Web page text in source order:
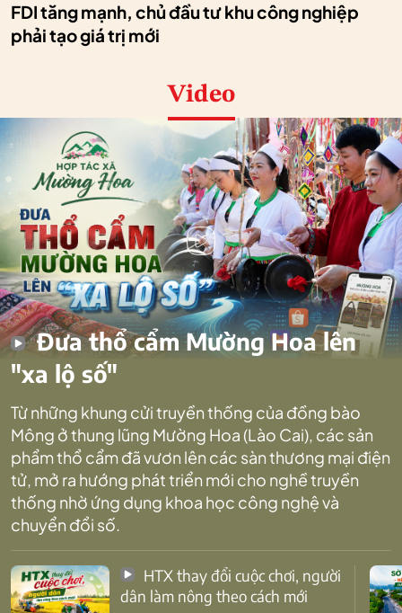
FDI tăng mạnh, chủ đầu tư khu công nghiệp
phải tạo giá trị mới
Video
Đưa thổ cẩm Mường Hoa lên
"xa lộ số"
Từ những khung cửi truyền thống của đồng bào
Mông ở thung lũng Mường Hoa (Lào Cai), các sản
phẩm thổ cẩm đã vươn lên các sàn thương mại điện
tử, mở ra hướng phát triển mới cho nghề truyền
thống nhờ ứng dụng khoa học công nghệ và
chuyển đổi số.
dân làm nông theo cách mới